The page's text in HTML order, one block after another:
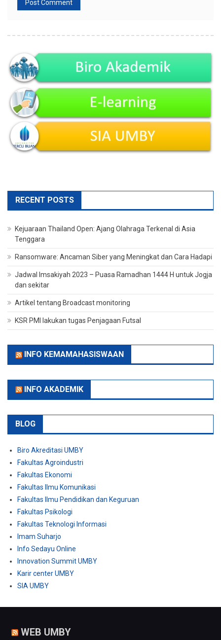
RECENT POSTS
Kejuaraan Thailand Open: Ajang Olahraga Terkenal di Asia
Tenggara
Ransomware: Ancaman Siber yang Meningkat dan Cara Hadapi
Jadwal Imsakiyah 2023 – Puasa Ramadhan 1444 H untuk Jogja
dan sekitar
Artikel tentang Broadcast monitoring
KSR PMI lakukan tugas Penjagaan Futsal
INFO KEMAMAHASISWAAN
INFO AKADEMIK
BLOG
Biro Akreditasi UMBY
Fakultas Agroindustri
Fakultas Ekonomi
Fakultas Ilmu Komunikasi
Fakultas Ilmu Pendidikan dan Keguruan
Fakultas Psikologi
Fakultas Teknologi Informasi
Imam Suharjo
Info Sedayu Online
Innovation Summit UMBY
Karir center UMBY
SIA UMBY
WEB UMBY